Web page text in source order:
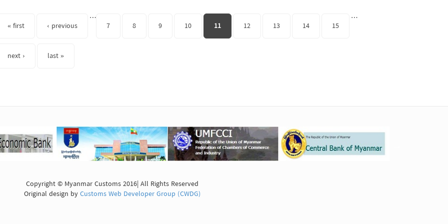
« first ‹ previous
…
7
8 9 10 11 12 13 14 15
…
next › last »
Copyright © Myanmar Customs 2016| All Rights Reserved
Original design byCustoms Web Developer Group (CWDG)